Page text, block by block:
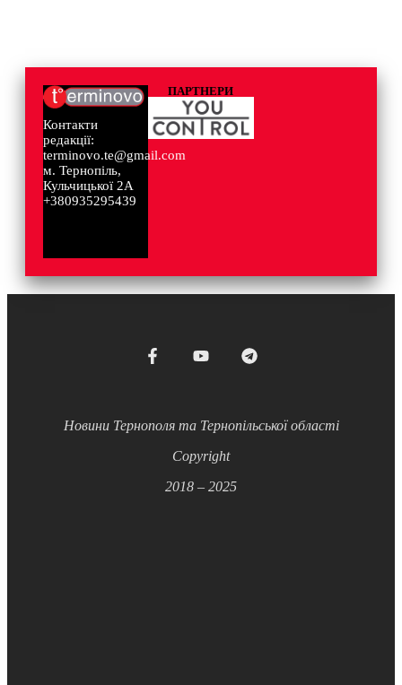
Контакти
редакції:
terminovo.te@gmail.com
м. Тернопіль,
Кульчицької 2А
+380935295439
ПАРТНЕРИ
Новини Тернополя та Тернопільської області
Copyright
2018 – 2025